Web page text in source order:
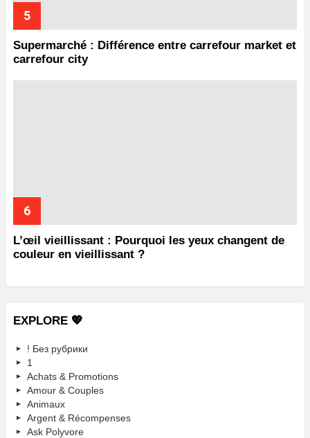
Supermarché : Différence entre carrefour market et
carrefour city
L’œil vieillissant : Pourquoi les yeux changent de
couleur en vieillissant ?
EXPLORE 💖
! Без рубрики
1
Achats & Promotions
Amour & Couples
Animaux
Argent & Récompenses
Ask Polyvore